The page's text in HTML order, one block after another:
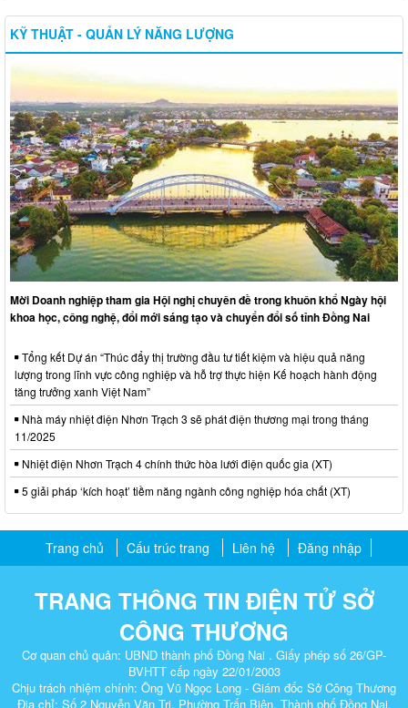
KỸ THUẬT - QUẢN LÝ NĂNG LƯỢNG
Mời Doanh nghiệp tham gia Hội nghị chuyên đề trong khuôn khổ Ngày hội
khoa học, công nghệ, đổi mới sáng tạo và chuyển đổi số tỉnh Đồng Nai
Tổng kết Dự án “Thúc đẩy thị trường đầu tư tiết kiệm và hiệu quả năng
lượng trong lĩnh vực công nghiệp và hỗ trợ thực hiện Kế hoạch hành động
tăng trưởng xanh Việt Nam”
Nhà máy nhiệt điện Nhơn Trạch 3 sẽ phát điện thương mại trong tháng
11/2025
Nhiệt điện Nhơn Trạch 4 chính thức hòa lưới điện quốc gia (XT)
5 giải pháp ‘kích hoạt’ tiềm năng ngành công nghiệp hóa chất (XT)
Trang chủ Cấu trúc trang Liên hệ Đăng nhập
TRANG THÔNG TIN ĐIỆN TỬ SỞ
CÔNG THƯƠNG
Cơ quan chủ quản: UBND thành phố Đồng Nai . Giấy phép số 26/GP-
BVHTT cấp ngày 22/01/2003
Chịu trách nhiệm chính: Ông Vũ Ngọc Long - Giám đốc Sở Công Thương
Địa chỉ: Số 2 Nguyễn Văn Trị, Phường Trấn Biên, Thành phố Đồng Nai.